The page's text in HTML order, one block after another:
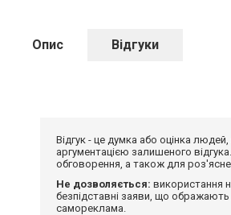
Опис Відгуки
Відгук - це думка або оцінка
аргументацією залишеного
обговорення, а також для
Не дозволяється: використання
безпідставні заяви, що ображають
самореклама.